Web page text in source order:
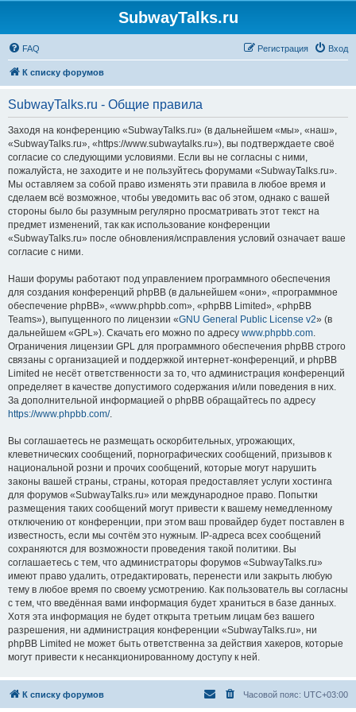
SubwayTalks.ru
FAQ Вход
Регистрация
К списку форумов
SubwayTalks.ru - Общие правила
Заходя на конференцию «SubwayTalks.ru» (в дальнейшем «мы», «наш»,
«SubwayTalks.ru», «https://www.subwaytalks.ru»), вы подтверждаете своё
согласие со следующими условиями. Если вы не согласны с ними,
пожалуйста, не заходите и не пользуйтесь форумами «SubwayTalks.ru».
Мы оставляем за собой право изменять эти правила в любое время и
сделаем всё возможное, чтобы уведомить вас об этом, однако с вашей
стороны было бы разумным регулярно просматривать этот текст на
предмет изменений, так как использование конференции
«SubwayTalks.ru» после обновления/исправления условий означает ваше
согласие с ними.
Наши форумы работают под управлением программного обеспечения
для создания конференций phpBB (в дальнейшем «они», «программное
обеспечение phpBB», «www.phpbb.com», «phpBB Limited», «phpBB
Teams»), выпущенного по лицензии «GNU General Public License v2» (в
дальнейшем «GPL»). Скачать его можно по адресу www.phpbb.com.
Ограничения лицензии GPL для программного обеспечения phpBB строго
связаны с организацией и поддержкой интернет-конференций, и phpBB
Limited не несёт ответственности за то, что администрация конференций
определяет в качестве допустимого содержания и/или поведения в них.
За дополнительной информацией о phpBB обращайтесь по адресу
https://www.phpbb.com/.
Вы соглашаетесь не размещать оскорбительных, угрожающих,
клеветнических сообщений, порнографических сообщений, призывов к
национальной розни и прочих сообщений, которые могут нарушить
законы вашей страны, страны, которая предоставляет услуги хостинга
для форумов «SubwayTalks.ru» или международное право. Попытки
размещения таких сообщений могут привести к вашему немедленному
отключению от конференции, при этом ваш провайдер будет поставлен в
известность, если мы сочтём это нужным. IP-адреса всех сообщений
сохраняются для возможности проведения такой политики. Вы
соглашаетесь с тем, что администраторы форумов «SubwayTalks.ru»
имеют право удалить, отредактировать, перенести или закрыть любую
тему в любое время по своему усмотрению. Как пользователь вы согласны
с тем, что введённая вами информация будет храниться в базе данных.
Хотя эта информация не будет открыта третьим лицам без вашего
разрешения, ни администрация конференции «SubwayTalks.ru», ни
phpBB Limited не может быть ответственна за действия хакеров, которые
могут привести к несанкционированному доступу к ней.
К списку форумов Часовой пояс: UTC+03:00